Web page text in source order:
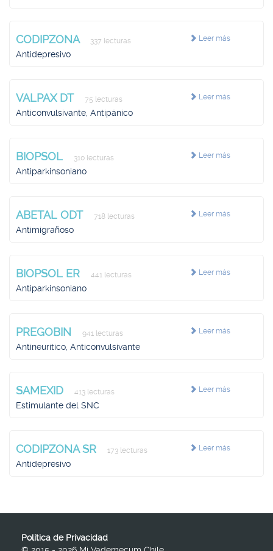
Leer más
CODIPZONA 337 lecturas
Antidepresivo
Leer más
VALPAX DT 75 lecturas
Anticonvulsivante, Antipánico
Leer más
BIOPSOL 310 lecturas
Antiparkinsoniano
Leer más
ABETAL ODT 718 lecturas
Antimigrañoso
Leer más
BIOPSOL ER 441 lecturas
Antiparkinsoniano
Leer más
PREGOBIN 941 lecturas
Antineurítico, Anticonvulsivante
Leer más
SAMEXID 413 lecturas
Estimulante del SNC
Leer más
CODIPZONA SR 173 lecturas
Antidepresivo
Política de Privacidad